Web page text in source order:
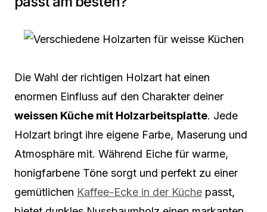
Die Wahl der richtigen Holzart hat einen
enormen Einfluss auf den Charakter deiner
weissen Küche mit Holzarbeitsplatte. Jede
Holzart bringt ihre eigene Farbe, Maserung und
Atmosphäre mit. Während Eiche für warme,
honigfarbene Töne sorgt und perfekt zu einer
gemütlichen Kaffee-Ecke in der Küche passt,